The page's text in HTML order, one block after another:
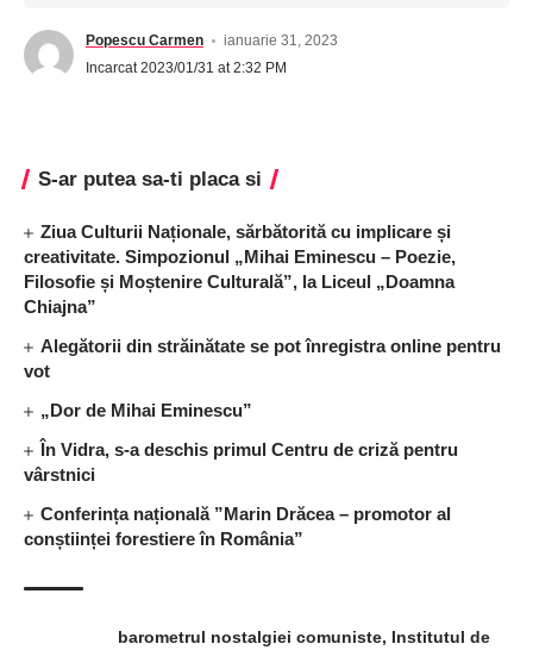
Popescu Carmen
ianuarie 31, 2023
Incarcat 2023/01/31 at 2:32 PM
S-ar putea sa-ti placa si
Ziua Culturii Naționale, sărbătorită cu implicare și
creativitate. Simpozionul „Mihai Eminescu – Poezie,
Filosofie și Moștenire Culturală”, la Liceul „Doamna
Chiajna”
Alegătorii din străinătate se pot înregistra online pentru
vot
„Dor de Mihai Eminescu”
În Vidra, s-a deschis primul Centru de criză pentru
vârstnici
Conferința națională ”Marin Drăcea – promotor al
conștiinței forestiere în România”
barometrul nostalgiei comuniste, Institutul de